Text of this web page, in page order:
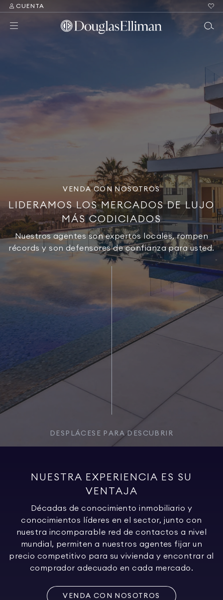
CUENTA
VENDA CON NOSOTROS
LIDERAMOS LOS MERCADOS DE LUJO
MÁS CODICIADOS
Nuestros agentes son expertos locales, rompen
récords y son defensores de confianza para usted.
DESPLÁCESE PARA DESCUBRIR
NUESTRA EXPERIENCIA ES SU
VENTAJA
Décadas de conocimiento inmobiliario y
conocimientos líderes en el sector, junto con
nuestra incomparable red de contactos a nivel
mundial, permiten a nuestros agentes fijar un
precio competitivo para su vivienda y encontrar al
comprador adecuado en cada mercado.
VENDA CON NOSOTROS